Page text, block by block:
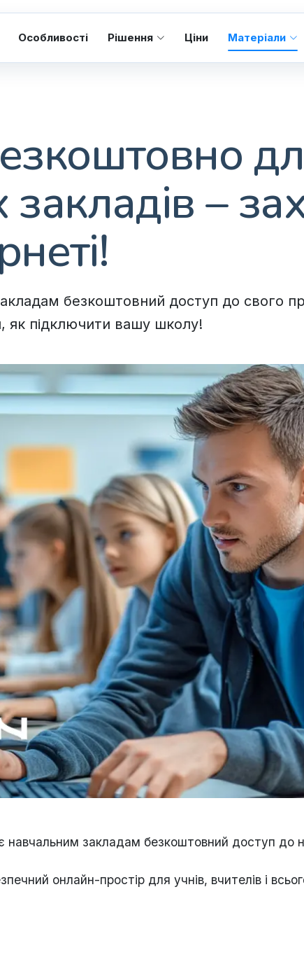
Особливості Рішення Ціни Матеріали
–
безкоштовний доступ до свого
як підключити вашу школу!
навчальним закладам безкоштовний доступ до
онлайн-простір для учнів, вчителів і